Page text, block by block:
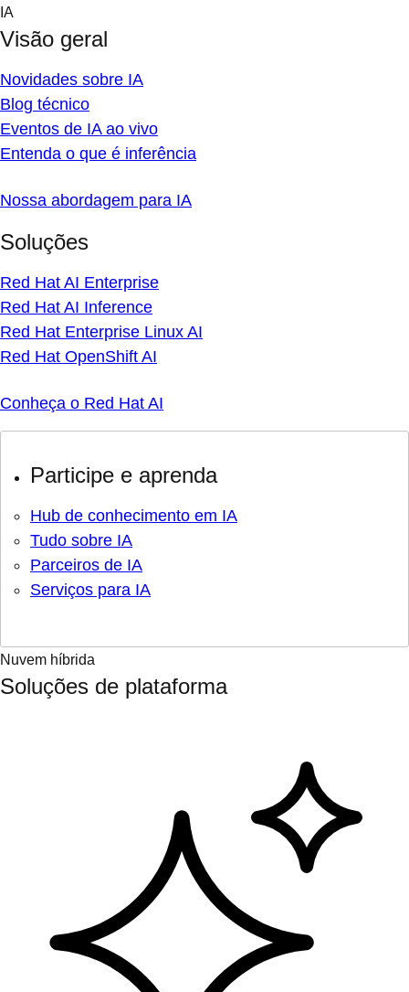
Skip
content
IA
Visão geral
Novidades sobre IA
Blog técnico
Eventos de IA ao vivo
Entenda o que é inferência
Nossa abordagem para IA
Soluções
Red Hat AI Enterprise
Red Hat AI Inference
Red Hat Enterprise Linux AI
Red Hat OpenShift AI
Conheça o Red Hat AI
Participe e aprenda
Hub de conhecimento em IA
Tudo sobre IA
Parceiros de IA
Serviços para IA
Nuvem híbrida
Soluções de plataforma